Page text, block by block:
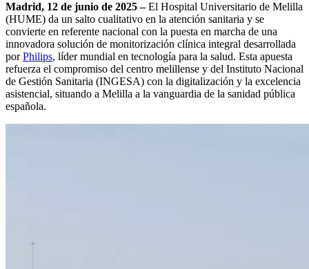
Madrid, 12 de junio de 2025 –El Hospital Universitario de Melilla
(HUME) da un salto cualitativo en la atención sanitaria y se
convierte en referente nacional con la puesta en marcha de una
innovadora solución de monitorización clínica integral desarrollada
porPhilips, líder mundial en tecnología para la salud. Esta apuesta
refuerza el compromiso del centro melillense y del Instituto Nacional
de Gestión Sanitaria (INGESA) con la digitalización y la excelencia
asistencial, situando a Melilla a la vanguardia de la sanidad pública
española.